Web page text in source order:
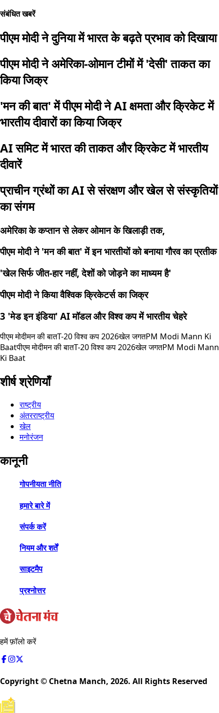
संबंधित खबरें
पीएम मोदी ने दुनिया में भारत के बढ़ते प्रभाव को दिखाया
पीएम मोदी ने अमेरिका-ओमान टीमों में 'देसी' ताकत का
किया जिक्र
'मन की बात' में पीएम मोदी ने AI क्षमता और क्रिकेट में
भारतीय दीवारों का किया जिक्र
AI समिट में भारत की ताकत और क्रिकेट में भारतीय
दीवारें
प्राचीन ग्रंथों का AI से संरक्षण और खेल से संस्कृतियों
का संगम
अमेरिका के कप्तान से लेकर ओमान के खिलाड़ी तक,
पीएम मोदी ने 'मन की बात' में इन भारतीयों को बनाया गौरव का प्रतीक
'खेल सिर्फ जीत-हार नहीं, देशों को जोड़ने का माध्यम है'
पीएम मोदी ने किया वैश्विक क्रिकेटर्स का जिक्र
3 'मेड इन इंडिया' AI मॉडल और विश्व कप में भारतीय चेहरे
पीएम मोदीमन की बातT-20 विश्व कप 2026खेल जगतPM Modi Mann Ki
Baatपीएम मोदीमन की बातT-20 विश्व कप 2026खेल जगतPM Modi Mann
Ki Baat
शीर्ष श्रेणियाँ
राष्ट्रीय
अंतरराष्ट्रीय
खेल
मनोरंजन
कानूनी
गोपनीयता नीति
हमारे बारे में
संपर्क करें
नियम और शर्तें
साइटमैप
प्रश्नोत्तर
हमें फ़ॉलो करें
Copyright © Chetna Manch, 2026. All Rights Reserved